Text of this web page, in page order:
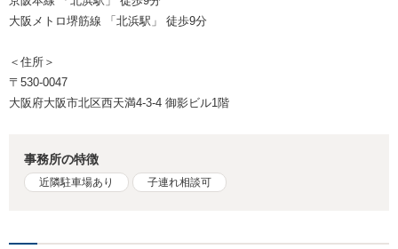
大阪メトロ堺筋線 「北浜駅」 徒歩9分
＜住所＞
〒530-0047
大阪府大阪市北区西天満4-3-4 御影ビル1階
事務所の特徴
近隣駐車場あり 子連れ相談可